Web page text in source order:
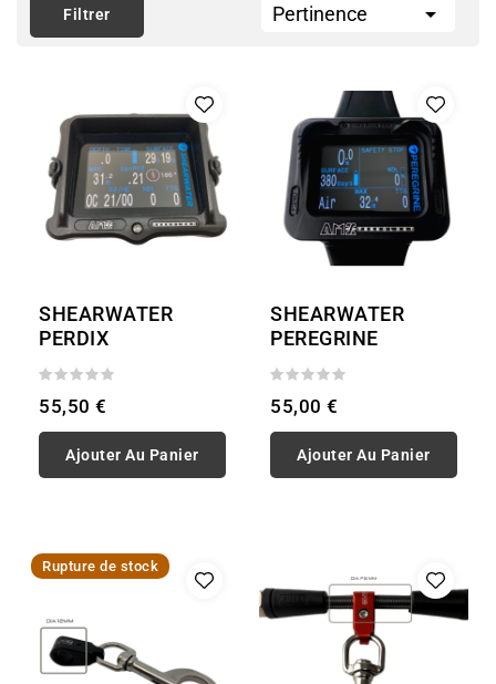
Filtrer Pertinence 
SHEARWATER
PERDIX
55,50 €
Ajouter Au Panier
SHEARWATER
PEREGRINE
55,00 €
Ajouter Au Panier
Rupture de stock